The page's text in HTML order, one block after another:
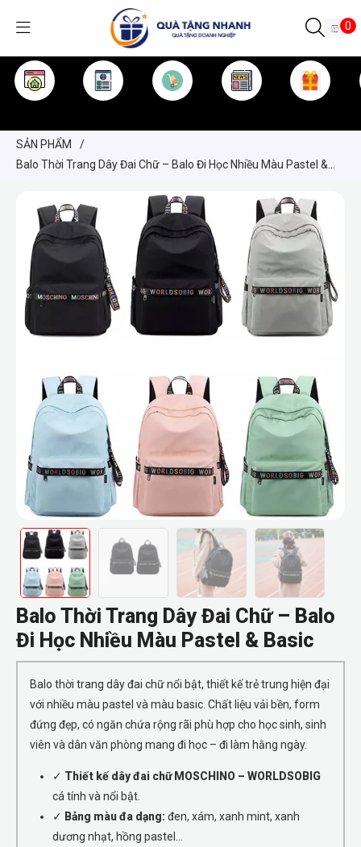
0
SẢN PHẨM
/
Balo Thời Trang Dây Đai Chữ – Balo Đi Học Nhiều Màu Pastel &
Balo Thời Trang Dây Đai Chữ – Balo
Đi Học Nhiều Màu Pastel & Basic
Balo thời trang dây đai chữ nổi bật, thiết kế trẻ trung hiện đại
với nhiều màu pastel và màu basic. Chất liệu vải bền, form
đứng đẹp, có ngăn chứa rộng rãi phù hợp cho học sinh, sinh
viên và dân văn phòng mang đi học – đi làm hằng ngày.
✓ Thiết kế dây đai chữ MOSCHINO – WORLDSOBIG
cá tính và nổi bật.
✓ Bảng màu đa dạng: đen, xám, xanh mint, xanh
dương nhạt, hồng pastel…